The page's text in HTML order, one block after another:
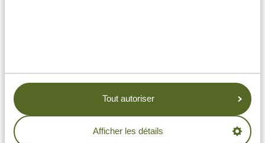
Tout autoriser
Afficher les détails
nous engageons à ne pas utiliser vos données
personnelles sans votre consentement.
Nous répondons avec soin à toute réclamation, en
collaboration avec l’ANVR et son assurance
responsabilité civile tous risques.